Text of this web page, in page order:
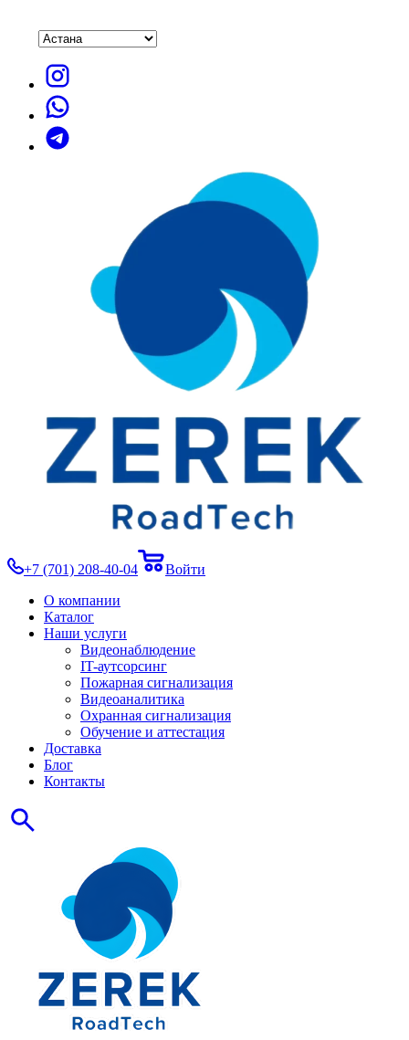
+7 (701) 208-40-04
Войти
О компании
Каталог
Наши услуги
Видеонаблюдение
IT-аутсорсинг
Пожарная сигнализация
Видеоаналитика
Охранная сигнализация
Обучение и аттестация
Доставка
Блог
Контакты